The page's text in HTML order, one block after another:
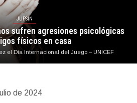
JUPSIN
sufren agresiones psicológicas
físicos en casa
el Día Internacional del Juego – UNICEF
de 2024